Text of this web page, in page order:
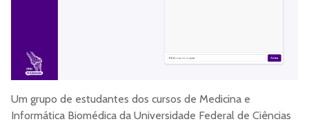
Um grupo de estudantes dos cursos de Medicina e
Informática Biomédica da Universidade Federal de Ciências